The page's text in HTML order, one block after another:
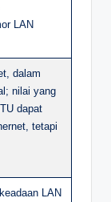
LAN
dalam
nilai yang
dapat
tetapi
LAN